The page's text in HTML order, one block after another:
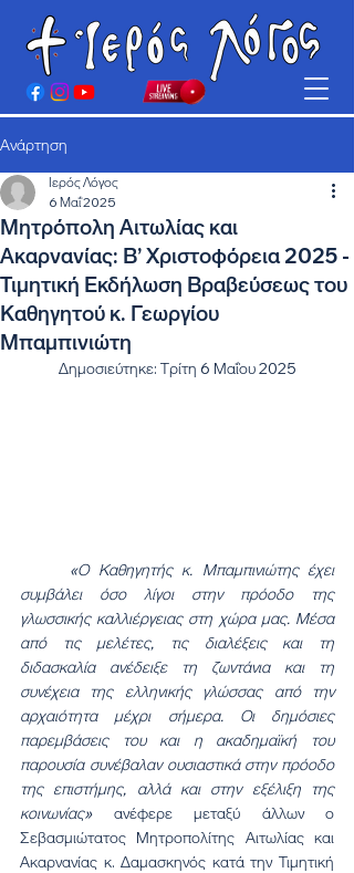
Ανάρτηση
Μητρόπολη Αιτωλίας και
Ακαρνανίας: Β’ Χριστοφόρεια 2025 -
Τιμητική Εκδήλωση Βραβεύσεως του
Καθηγητού κ. Γεωργίου
Μπαμπινιώτη
Ιερός Λόγος
6 Μαΐ 2025
Δημοσιεύτηκε: Τρίτη 6 Μαΐου 2025
συμβάλει όσο λίγοι στην πρόοδο της
γλωσσικής καλλιέργειας στη χώρα μας. Μέσα
από τις μελέτες, τις διαλέξεις και τη
διδασκαλία ανέδειξε τη ζωντάνια και τη
συνέχεια της ελληνικής γλώσσας από την
αρχαιότητα μέχρι σήμερα. Οι δημόσιες
παρεμβάσεις του και η ακαδημαϊκή του
παρουσία συνέβαλαν ουσιαστικά στην πρόοδο
της επιστήμης, αλλά και στην εξέλιξη της
κοινωνίας» ανέφερε μεταξύ άλλων ο
Σεβασμιώτατος Μητροπολίτης Αιτωλίας και
Ακαρνανίας κ. Δαμασκηνός κατά την Τιμητική